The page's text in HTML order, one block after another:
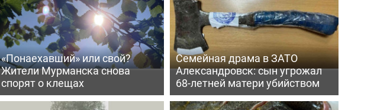
«Понаехавший» или свой?
Жители Мурманска снова
спорят о клещах
Семейная драма в ЗАТО
Александровск: сын угрожал
68-летней матери убийством